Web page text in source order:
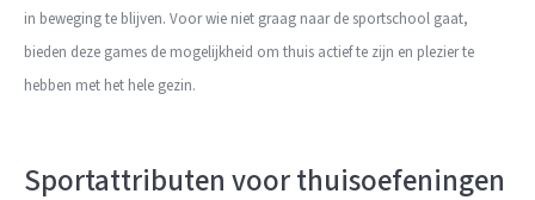
in beweging te blijven. Voor wie niet graag naar de sportschool gaat,
bieden deze games de mogelijkheid om thuis actief te zijn en plezier te
hebben met het hele gezin.
Sportattributen voor thuisoefeningen